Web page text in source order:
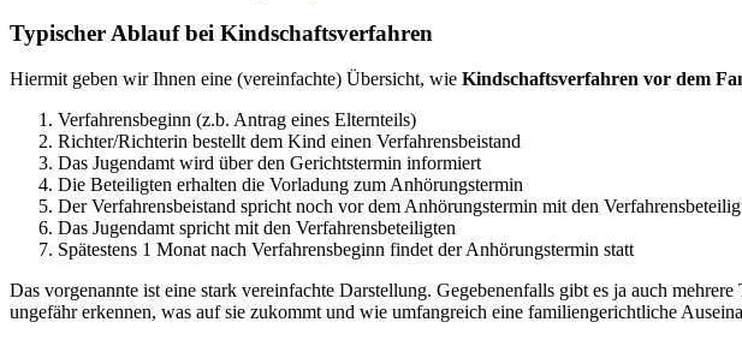
Typischer Ablauf bei Kindschaftsverfahren
Hiermit geben wir Ihnen eine (vereinfachte) Übersicht, wie Kindschaftsverfahren vor dem
Verfahrensbeginn (z.b. Antrag eines Elternteils)
Richter/Richterin bestellt dem Kind einen Verfahrensbeistand
Das Jugendamt wird über den Gerichtstermin informiert
Die Beteiligten erhalten die Vorladung zum Anhörungstermin
Der Verfahrensbeistand spricht noch vor dem Anhörungstermin mit den
Das Jugendamt spricht mit den Verfahrensbeteiligten
Spätestens 1 Monat nach Verfahrensbeginn findet der Anhörungstermin statt
Das vorgenannte ist eine stark vereinfachte Darstellung. Gegebenenfalls gibt es ja auch
ungefähr erkennen, was auf sie zukommt und wie umfangreich eine familiengerichtliche